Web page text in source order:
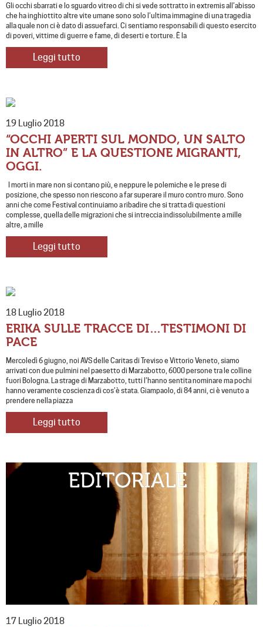
Gli occhi sbarrati e lo sguardo vitreo di chi si vede sottratto in extremis all’abisso
che ha inghiottito altre vite umane sono solo l’ultima immagine di una tragedia
alla quale non ci è dato di assuefarci. Ci sentiamo responsabili di questo esercito
di poveri, vittime di guerre e fame, di deserti e torture. È la
Leggi tutto
19 Luglio 2018
“OCCHI APERTI SUL MONDO, UN SALTO
IN ALTRO” E LA QUESTIONE MIGRANTI,
OGGI.
I morti in mare non si contano più, e neppure le polemiche e le prese di
posizione, che spesso non riescono a far superare il muro contro muro. Sono
anni che come Festival continuiamo a ribadire che si tratta di questioni
complesse, quella delle migrazioni che si intreccia indissolubilmente a mille
altre, a mille
Leggi tutto
18 Luglio 2018
ERIKA SULLE TRACCE DI…TESTIMONI DI
PACE
Mercoledì 6 giugno, noi AVS delle Caritas di Treviso e Vittorio Veneto, siamo
arrivati con due pulmini nel paesetto di Marzabotto, 6000 persone tra le colline
fuori Bologna. La strage di Marzabotto, tutti l’hanno sentita nominare ma pochi
hanno veramente coscienza di cos’è stata. Giampaolo, di 84 anni, ci è venuto a
prendere nella piazza
Leggi tutto
17 Luglio 2018